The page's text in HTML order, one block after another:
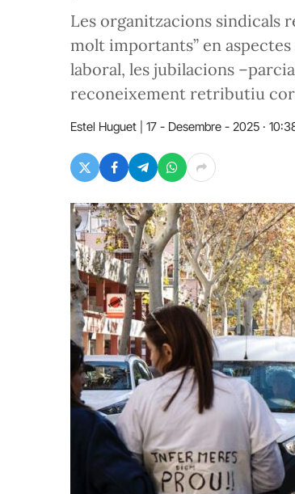
Les organitzacions sindicals
molt importants” en
laboral, les jubilacions
reconeixement retributiu
Estel Huguet 17 - Desembre - 2025 ·